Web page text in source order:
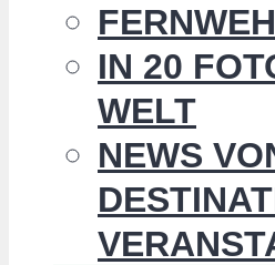
IN 20
WELT
NEWS